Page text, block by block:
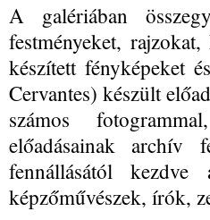
A galériában
festményeket,
készített fényképeket
Cervantes) készült
számos
előadásainak archív
fennállásától kezdve
képzőművészek, írók,